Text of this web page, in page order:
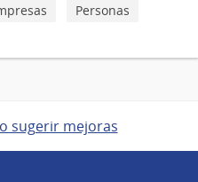
Personas
sugerir mejoras